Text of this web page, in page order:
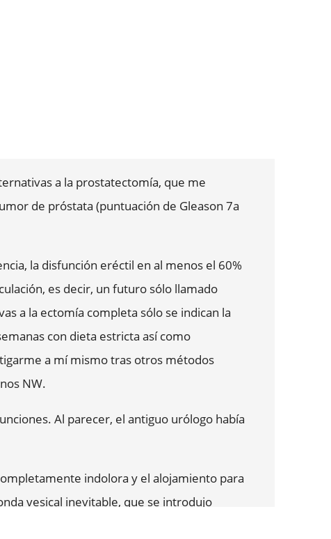
a la prostatectomía, que me
de próstata (puntuación de Gleason 7a
la disfunción eréctil en al menos el 60%
es decir, un futuro sólo llamado
a la ectomía completa sólo se indican la
con dieta estricta así como
a mí mismo tras otros métodos
NW.
Al parecer, el antiguo urólogo había
indolora y el alojamiento para
vesical inevitable, que se introdujo